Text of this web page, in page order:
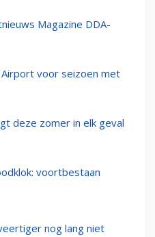
Magazine DDA-
voor seizoen met
deze zomer in elk geval
voortbestaan
nog lang niet